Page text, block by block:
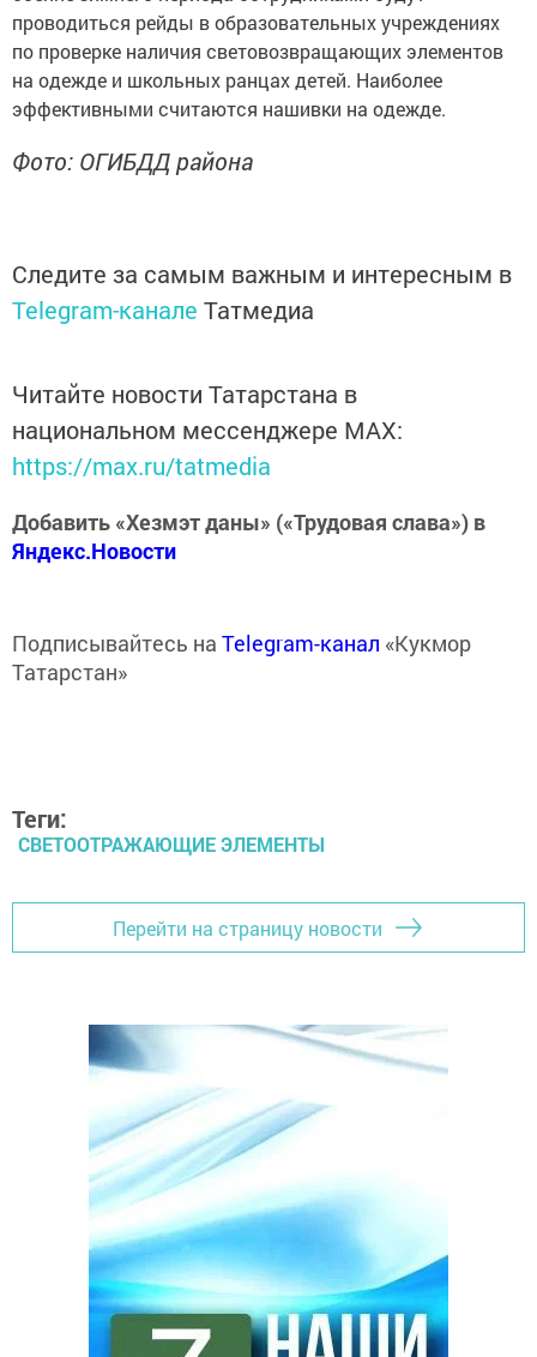
проводиться рейды в образовательных учреждениях
по проверке наличия световозвращающих элементов
на одежде и школьных ранцах детей. Наиболее
эффективными считаются нашивки на одежде.
Фото: ОГИБДД района
Следите за самым важным и интересным в
Telegram-канале Татмедиа
Читайте новости Татарстана в
национальном мессенджере MАХ:
https://max.ru/tatmedia
Добавить «Хезмэт даны» («Трудовая слава») в
Яндекс.Новости
Подписывайтесь на Telegram-канал «Кукмор
Татарстан»
Теги:
СВЕТООТРАЖАЮЩИЕ ЭЛЕМЕНТЫ
Перейти на страницу новости